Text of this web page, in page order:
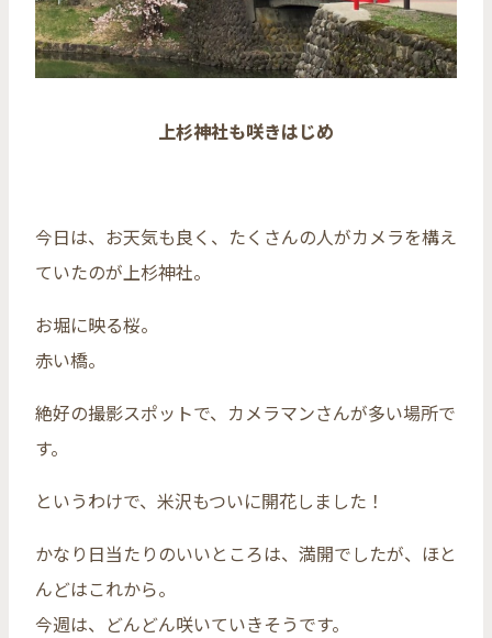
上杉神社も咲きはじめ
今日は、お天気も良く、たくさんの人がカメラを構え
ていたのが上杉神社。
お堀に映る桜。
赤い橋。
絶好の撮影スポットで、カメラマンさんが多い場所で
す。
というわけで、米沢もついに開花しました！
かなり日当たりのいいところは、満開でしたが、ほと
んどはこれから。
今週は、どんどん咲いていきそうです。